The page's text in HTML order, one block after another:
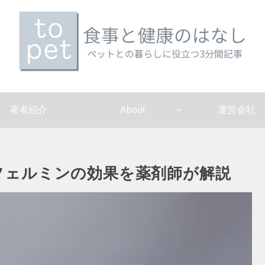
著者紹介 About 運営会社
ルミンの効果を薬剤師が解説